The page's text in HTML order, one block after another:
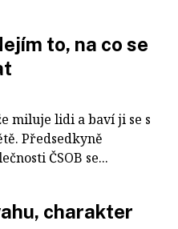
to, na co se
miluje lidi a baví ji se s
Předsedkyně
ČSOB se...
charakter